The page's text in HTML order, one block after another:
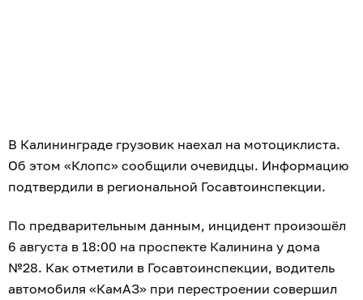
В Калининграде грузовик наехал на мотоциклиста.
Об этом «Клопс» сообщили очевидцы. Информацию
подтвердили в региональной Госавтоинспекции.
По предварительным данным, инцидент произошёл
6 августа в 18:00 на проспекте Калинина у дома
№28. Как отметили в Госавтоинспекции, водитель
автомобиля «КамАЗ» при перестроении совершил